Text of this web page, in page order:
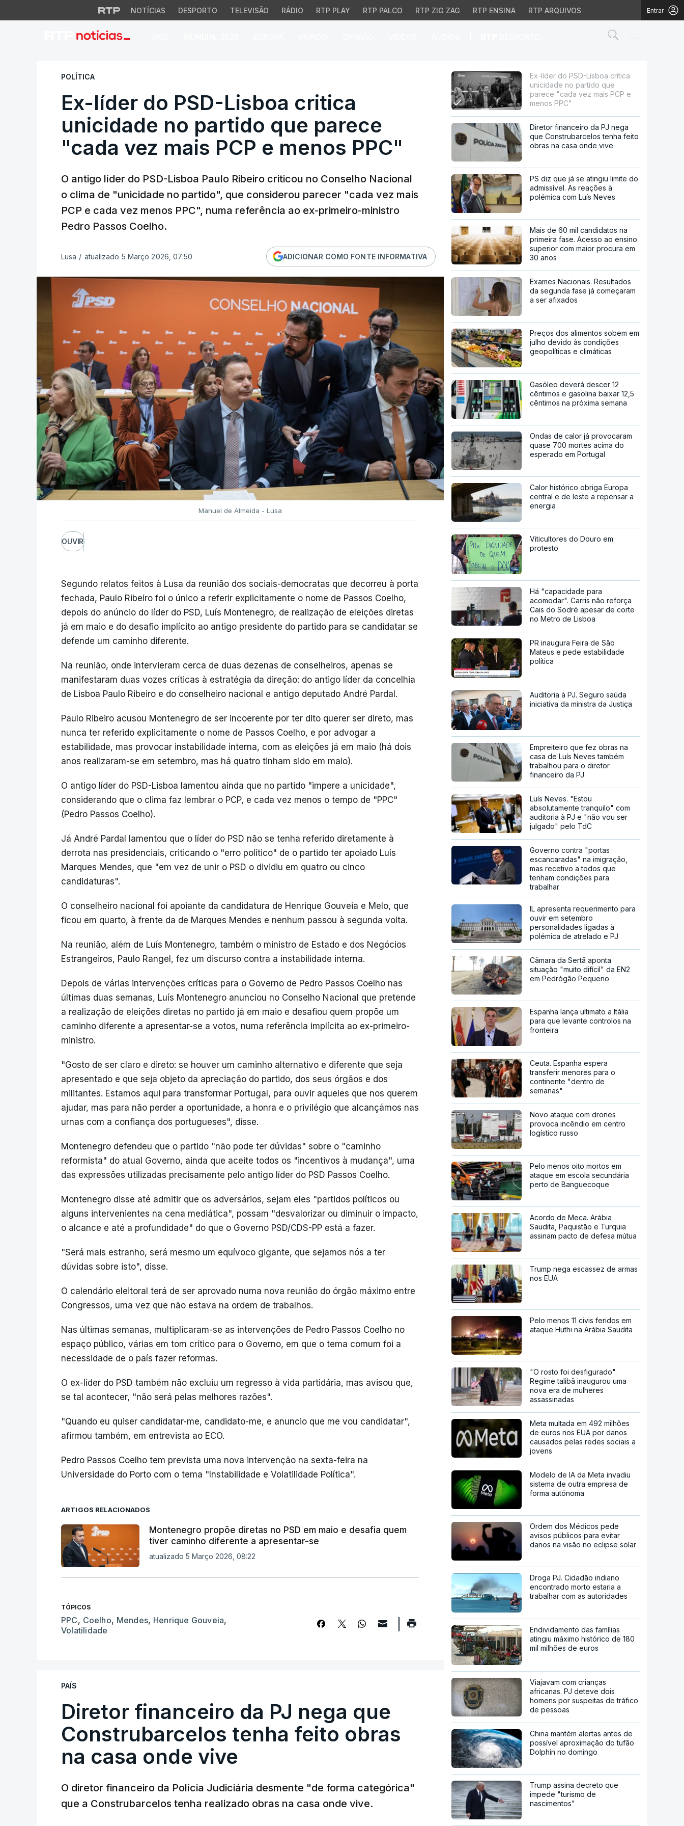
NOTÍCIAS DESPORTO TELEVISÃO RÁDIO RTP PLAY RTP PALCO RTP ZIG ZAG RTP ENSINA RTP ARQUIVOS Entrar
Ex-líder do PSD-Lisboa critica unicidade no partido que parece
POLÍTICA
Ex-líder do PSD-Lisboa critica
unicidade no partido que parece
"cada vez mais PCP e menos PPC"
O antigo líder do PSD-Lisboa Paulo Ribeiro criticou no Conselho Nacional
o clima de "unicidade no partido", que considerou parecer "cada vez mais
PCP e cada vez menos PPC", numa referência ao ex-primeiro-ministro
Pedro Passos Coelho.
Lusa / atualizado 5 Março 2026, 07:50 ADICIONAR COMO FONTE INFORMATIVA
Manuel de Almeida - Lusa
OUVIR
Segundo relatos feitos à Lusa da reunião dos sociais-democratas que decorreu à porta
fechada, Paulo Ribeiro foi o único a referir explicitamente o nome de Passos Coelho,
depois do anúncio do líder do PSD, Luís Montenegro, de realização de eleições diretas
já em maio e do desafio implícito ao antigo presidente do partido para se candidatar se
defende um caminho diferente.
Na reunião, onde intervieram cerca de duas dezenas de conselheiros, apenas se
manifestaram duas vozes críticas à estratégia da direção: do antigo líder da concelhia
de Lisboa Paulo Ribeiro e do conselheiro nacional e antigo deputado André Pardal.
Paulo Ribeiro acusou Montenegro de ser incoerente por ter dito querer ser direto, mas
nunca ter referido explicitamente o nome de Passos Coelho, e por advogar a
estabilidade, mas provocar instabilidade interna, com as eleições já em maio (há dois
anos realizaram-se em setembro, mas há quatro tinham sido em maio).
O antigo líder do PSD-Lisboa lamentou ainda que no partido "impere a unicidade",
considerando que o clima faz lembrar o PCP, e cada vez menos o tempo de "PPC"
(Pedro Passos Coelho).
Já André Pardal lamentou que o líder do PSD não se tenha referido diretamente à
derrota nas presidenciais, criticando o "erro político" de o partido ter apoiado Luís
Marques Mendes, que "em vez de unir o PSD o dividiu em quatro ou cinco
candidaturas".
O conselheiro nacional foi apoiante da candidatura de Henrique Gouveia e Melo, que
ficou em quarto, à frente da de Marques Mendes e nenhum passou à segunda volta.
Na reunião, além de Luís Montenegro, também o ministro de Estado e dos Negócios
Estrangeiros, Paulo Rangel, fez um discurso contra a instabilidade interna.
Depois de várias intervenções críticas para o Governo de Pedro Passos Coelho nas
últimas duas semanas, Luís Montenegro anunciou no Conselho Nacional que pretende
a realização de eleições diretas no partido já em maio e desafiou quem propõe um
caminho diferente a apresentar-se a votos, numa referência implícita ao ex-primeiro-
ministro.
"Gosto de ser claro e direto: se houver um caminho alternativo e diferente que seja
apresentado e que seja objeto da apreciação do partido, dos seus órgãos e dos
militantes. Estamos aqui para transformar Portugal, para ouvir aqueles que nos querem
ajudar, mas para não perder a oportunidade, a honra e o privilégio que alcançámos nas
urnas com a confiança dos portugueses", disse.
Montenegro defendeu que o partido "não pode ter dúvidas" sobre o "caminho
reformista" do atual Governo, ainda que aceite todos os "incentivos à mudança", uma
das expressões utilizadas precisamente pelo antigo líder do PSD Passos Coelho.
Montenegro disse até admitir que os adversários, sejam eles "partidos políticos ou
alguns intervenientes na cena mediática", possam "desvalorizar ou diminuir o impacto,
o alcance e até a profundidade" do que o Governo PSD/CDS-PP está a fazer.
"Será mais estranho, será mesmo um equívoco gigante, que sejamos nós a ter
dúvidas sobre isto", disse.
O calendário eleitoral terá de ser aprovado numa nova reunião do órgão máximo entre
Congressos, uma vez que não estava na ordem de trabalhos.
Nas últimas semanas, multiplicaram-se as intervenções de Pedro Passos Coelho no
espaço público, várias em tom crítico para o Governo, em que o tema comum foi a
necessidade de o país fazer reformas.
O ex-líder do PSD também não excluiu um regresso à vida partidária, mas avisou que,
se tal acontecer, "não será pelas melhores razões".
"Quando eu quiser candidatar-me, candidato-me, e anuncio que me vou candidatar",
afirmou também, em entrevista ao ECO.
Pedro Passos Coelho tem prevista uma nova intervenção na sexta-feira na
Universidade do Porto com o tema "Instabilidade e Volatilidade Política".
ARTIGOS RELACIONADOS
Montenegro propõe diretas no PSD em maio e desafia quem
tiver caminho diferente a apresentar-se
atualizado 5 Março 2026, 08:22
TÓPICOS
PPC, Coelho, Mendes, Henrique Gouveia,
Volatilidade
PAÍS
Diretor financeiro da PJ nega que
Construbarcelos tenha feito obras
na casa onde vive
O diretor financeiro da Polícia Judiciária desmente "de forma categórica"
que a Construbarcelos tenha realizado obras na casa onde vive.
Ex-líder do PSD-Lisboa critica
unicidade no partido que
parece "cada vez mais PCP e
menos PPC"
Diretor financeiro da PJ nega
que Construbarcelos tenha feito
obras na casa onde vive
PS diz que já se atingiu limite do
admissível. As reações à
polémica com Luís Neves
Mais de 60 mil candidatos na
primeira fase. Acesso ao ensino
superior com maior procura em
30 anos
Exames Nacionais. Resultados
da segunda fase já começaram
a ser afixados
Preços dos alimentos sobem em
julho devido às condições
geopolíticas e climáticas
Gasóleo deverá descer 12
cêntimos e gasolina baixar 12,5
cêntimos na próxima semana
Ondas de calor já provocaram
quase 700 mortes acima do
esperado em Portugal
Calor histórico obriga Europa
central e de leste a repensar a
energia
Viticultores do Douro em
protesto
Há "capacidade para
acomodar". Carris não reforça
Cais do Sodré apesar de corte
no Metro de Lisboa
PR inaugura Feira de São
Mateus e pede estabilidade
política
Auditoria à PJ. Seguro saúda
iniciativa da ministra da Justiça
Empreiteiro que fez obras na
casa de Luís Neves também
trabalhou para o diretor
financeiro da PJ
Luís Neves. "Estou
absolutamente tranquilo" com
auditoria à PJ e "não vou ser
julgado" pelo TdC
Governo contra "portas
escancaradas" na imigração,
mas recetivo a todos que
tenham condições para
trabalhar
IL apresenta requerimento para
ouvir em setembro
personalidades ligadas à
polémica de atrelado e PJ
Câmara da Sertã aponta
situação "muito difícil" da EN2
em Pedrógão Pequeno
Espanha lança ultimato a Itália
para que levante controlos na
fronteira
Ceuta. Espanha espera
transferir menores para o
continente "dentro de
semanas"
Novo ataque com drones
provoca incêndio em centro
logístico russo
Pelo menos oito mortos em
ataque em escola secundária
perto de Banguecoque
Acordo de Meca. Arábia
Saudita, Paquistão e Turquia
assinam pacto de defesa mútua
Trump nega escassez de armas
nos EUA
Pelo menos 11 civis feridos em
ataque Huthi na Arábia Saudita
"O rosto foi desfigurado".
Regime talibã inaugurou uma
nova era de mulheres
assassinadas
Meta multada em 492 milhões
de euros nos EUA por danos
causados pelas redes sociais a
jovens
Modelo de IA da Meta invadiu
sistema de outra empresa de
forma autónoma
Ordem dos Médicos pede
avisos públicos para evitar
danos na visão no eclipse solar
Droga PJ. Cidadão indiano
encontrado morto estaria a
trabalhar com as autoridades
Endividamento das famílias
atingiu máximo histórico de 180
mil milhões de euros
Viajavam com crianças
africanas. PJ deteve dois
homens por suspeitas de tráfico
de pessoas
China mantém alertas antes de
possível aproximação do tufão
Dolphin no domingo
Trump assina decreto que
impede "turismo de
nascimentos"